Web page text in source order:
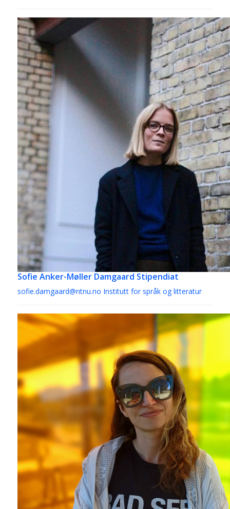
Sofie Anker-Møller Damgaard Stipendiat
sofie.damgaard@ntnu.no Institutt for språk og litteratur